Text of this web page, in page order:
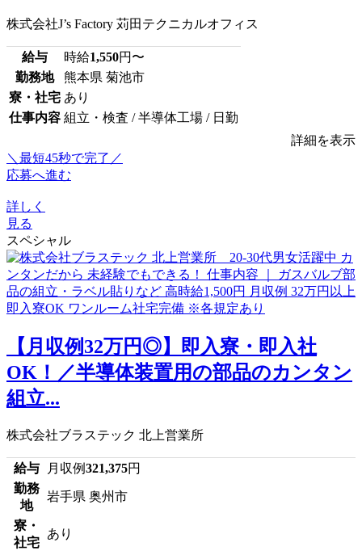
株式会社J’s Factory 苅田テクニカルオフィス
給与 時給1,550円〜
勤務地
熊本県 菊池市
寮・社宅 あり
仕事内容 組立・検査 / 半導体工場 / 日勤
詳細を表示
＼最短45秒で完了／
応募へ進む
詳しく
見る
スペシャル
【月収例32万円◎】即入寮・即入社
OK！／半導体装置用の部品のカンタン
組立...
株式会社ブラステック 北上営業所
給与 月収例321,375円
勤務
地
岩手県 奥州市
寮・
社宅
あり